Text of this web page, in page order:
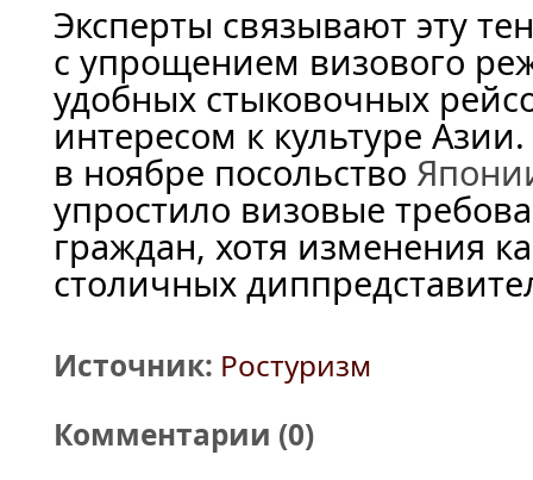
Эксперты связывают эту
с упрощением визового
удобных стыковочных
интересом к культуре
в ноябре посольство
упростило визовые
граждан, хотя изменения
столичных
Источник: Ростуризм
Комментарии (0)